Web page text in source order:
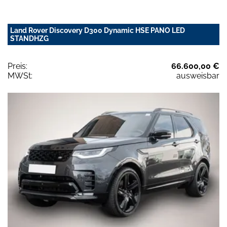
Land Rover Discovery D300 Dynamic HSE PANO LED
STANDHZG
Preis:
66.600,00 €
MWSt:
ausweisbar